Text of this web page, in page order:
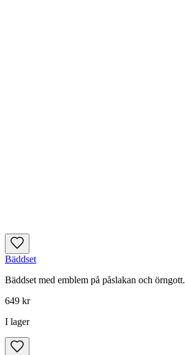
Bäddset
Bäddset med emblem på påslakan och örngott.
649 kr
I lager